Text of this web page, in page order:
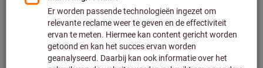
Handschoenmaat:
8 9 10 11
Maattabel